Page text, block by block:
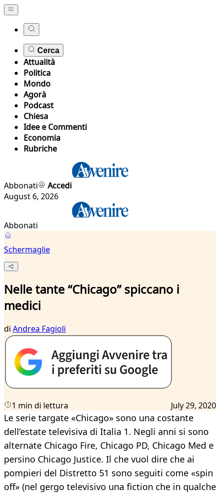
Cerca
Attualità
Politica
Mondo
Agorà
Podcast
Chiesa
Idee e Commenti
Economia
Rubriche
Abbonati
Accedi
August 6, 2026
Abbonati
Schermaglie
Nelle tante “Chicago” spiccano i
medici
di Andrea Fagioli
1 min di lettura July 29, 2020
Le serie targate «Chicago» sono una costante
dell’estate televisiva di Italia 1. Negli anni si sono
alternate Chicago Fire, Chicago PD, Chicago Med e
persino Chicago Justice. Il che vuol dire che ai
pompieri del Distretto 51 sono seguiti come «spin
off» (nel gergo televisivo una fiction che in qualche